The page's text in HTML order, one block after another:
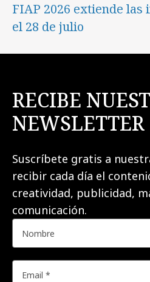
FIAP 2026 extiende las
el 28 de julio
RECIBE
NEWSLETTER
Suscríbete gratis a
recibir cada día el
creatividad, publicidad,
comunicación.